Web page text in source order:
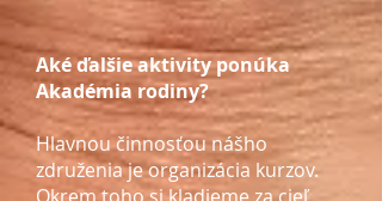
Aké ďalšie aktivity ponúka
Akadémia rodiny?
Hlavnou činnosťou nášho
združenia je organizácia kurzov.